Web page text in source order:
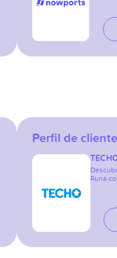
Perfil de cliente
Runa